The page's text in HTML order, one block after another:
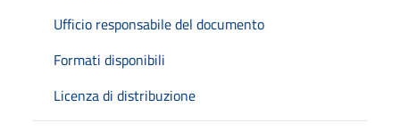
Ufficio responsabile del documento
Formati disponibili
Licenza di distribuzione